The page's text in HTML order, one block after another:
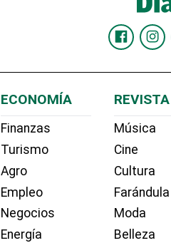
ECONOMÍA
Finanzas
Turismo
Agro
Empleo
Negocios
Energía
REVISTA
Música
Cine
Cultura
Farándula
Moda
Belleza